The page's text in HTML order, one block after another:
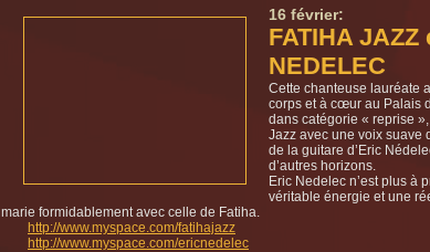
16 février:
FATIHA JAZZ
NEDELEC
Cette chanteuse lauréate
corps et à cœur au Palais
dans catégorie « reprise
Jazz avec une voix suave
de la guitare d’Eric
d’autres horizons.
Eric Nedelec n’est plus à
véritable énergie et une
marie formidablement avec celle de Fatiha.
http://www.myspace.com/fatihajazz
http://www.myspace.com/ericnedelec